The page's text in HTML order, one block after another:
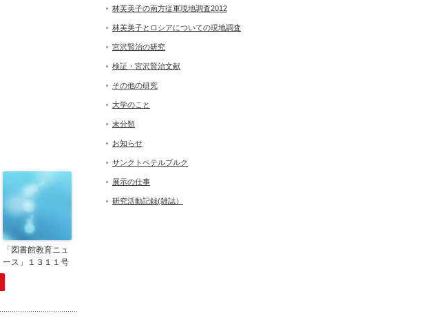
「図書館教育ニュ
ース」１３１１号
林芙美子の南方従軍現地調査2012
林芙美子とロシアについての現地調査
宮沢賢治の研究
検証・宮沢賢治文献
その他の研究
大学のこと
未分類
お知らせ
サンクトペテルブルク
展示の仕事
研究活動記録(雑誌）